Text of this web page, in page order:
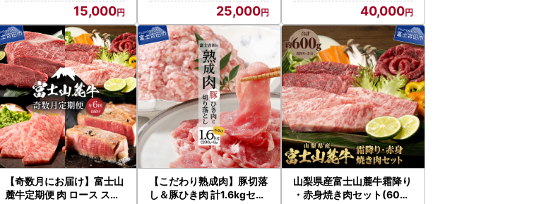
15,000 25,000 40,000
【奇数月にお届け】富士山
麓牛定期便 肉 ロース ステ
【こだわり熟成肉】豚切落
し＆豚ひき肉 計1.6kgセッ
山梨県産富士山麓牛霜降り
・赤身焼き肉セット(600g